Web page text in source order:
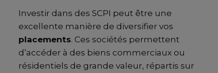
Investir dans des SCPI peut être une
excellente manière de diversifier vos
placements. Ces sociétés permettent
d’accéder à des biens commerciaux ou
résidentiels de grande valeur, répartis sur